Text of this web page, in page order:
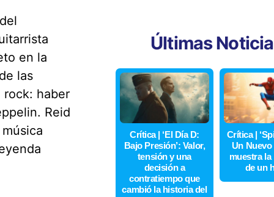
en la
las
rock: haber
Reid
Últimas
Crítica | ‘El Día D:
Bajo Presión’: Valor,
tensión y una
decisión a
contratiempo que
cambió la historia del
Crítica |
Un Nuevo
muestra la
de un